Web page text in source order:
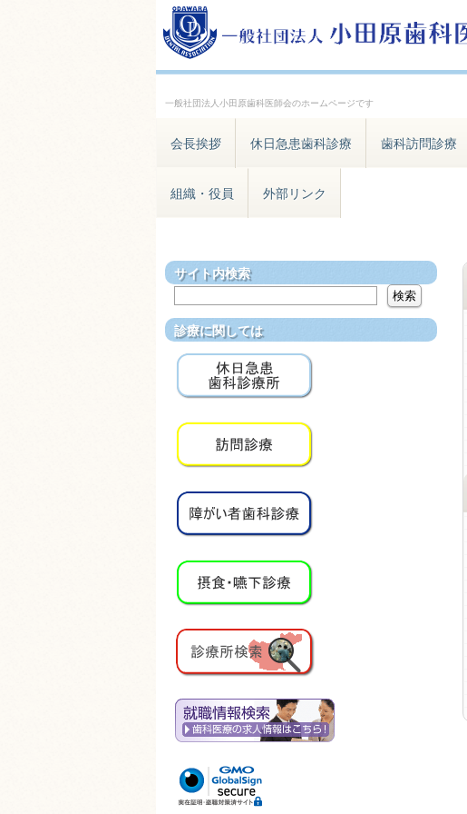
一般社団法人小田原歯科医師会のホームページです
会長挨拶 休日急患歯科診療 歯科訪問診療
組織・役員 外部リンク
サイト内検索
診療に関しては